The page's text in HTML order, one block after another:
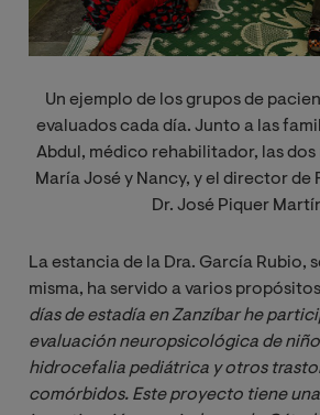
Un ejemplo de los grupos de
evaluados cada día. Junto a las
Abdul, médico rehabilitador, las
María José y Nancy, y el director de
Dr. José Piquer
La estancia de la Dra. García Rubio,
misma, ha servido a varios propósitos
días de estadía en Zanzíbar he
evaluación neuropsicológica de
hidrocefalia pediátrica y otros
comórbidos. Este proyecto tiene